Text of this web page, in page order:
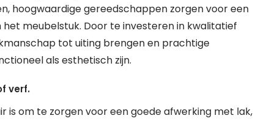
hoogwaardige gereedschappen zorgen voor een
meubelstuk. Door te investeren in kwalitatief
tot uiting brengen en prachtige
als esthetisch zijn.
verf.
is om te zorgen voor een goede afwerking met lak,